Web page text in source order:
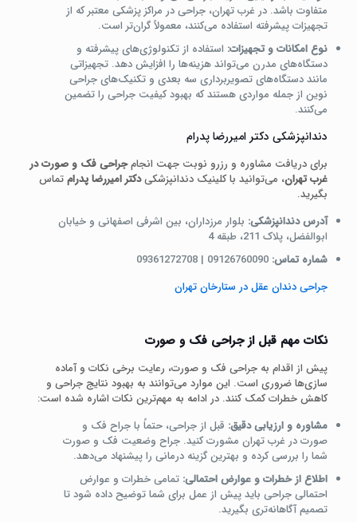
متفاوت باشد. در غرب تهران، جراحی در مراکز پزشکی معتبر که از
تجهیزات پیشرفته استفاده می‌کنند، معمولاً گران‌تر است.
نوع امکانات و تجهیزات: استفاده از تکنولوژی‌های پیشرفته و
دستگاه‌های مدرن می‌تواند هزینه‌ها را افزایش دهد. تجهیزاتی
مانند دستگاه‌های تصویربرداری سه‌ بعدی و تکنیک‌های جراحی
نوین از جمله مواردی هستند که بهبود کیفیت جراحی را تضمین
می‌کنند.
دندانپزشکی دکتر امیررضا پدرام
برای دریافت مشاوره و رزرو نوبت جهت انجامجراحی فک و صورت در
غرب تهران، می‌توانید با کلینیک دندانپزشکیدکتر امیررضا پدرامتماس
بگیرید.
آدرس دندانپزشکی: بلوار مرزداران، بین اشرفی اصفهانی و خیابان
ابوالفضل، پلاک 211، طبقه 4
شماره تماس:
جراحی دندان عقل در ستارخان تهران
نکات مهم قبل از جراحی فک و صورت
پیش از اقدام به جراحی فک و صورت، رعایت برخی نکات و آماده‌
سازی‌ها ضروری است. این موارد می‌توانند به بهبود نتایج جراحی و
کاهش خطرات کمک کنند. در ادامه به مهم‌ترین نکات اشاره شده است:
مشاوره و ارزیابی دقیق: قبل از جراحی، حتماً با جراح فک و
صورت در غرب تهران مشورت کنید. جراح وضعیت فک و صورت
شما را بررسی کرده و بهترین گزینه درمانی را پیشنهاد می‌دهد.
اطلاع از خطرات و عوارض احتمالی: تمامی خطرات و عوارض
احتمالی جراحی باید پیش از عمل برای شما توضیح داده شود تا
تصمیم آگاهانه‌تری بگیرید.